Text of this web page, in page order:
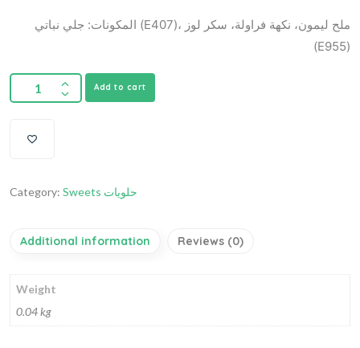
المكونات: جلي نباتي (E407)، ملح ليمون، نكهة فراولة، سكر لوز
(E955)
Add to cart
Category: Sweets حلويات
Additional information Reviews (0)
Weight
0.04 kg